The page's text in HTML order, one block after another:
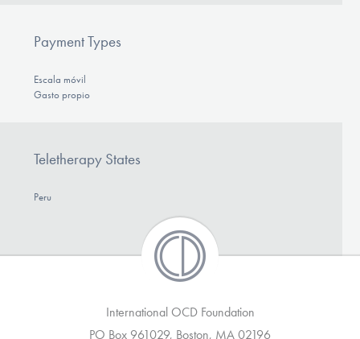
Payment Types
Escala móvil
Gasto propio
Teletherapy States
Peru
International OCD Foundation
PO Box 961029, Boston, MA 02196